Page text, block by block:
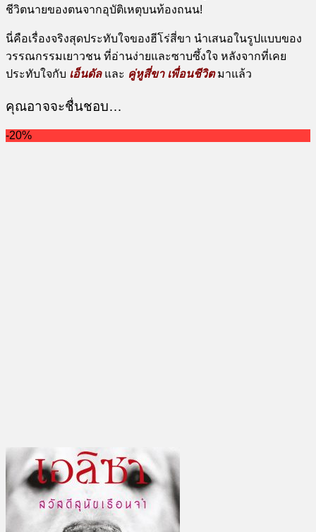
ชีวิตนายของตนจากอุบัติเหตุบนท้องถนน!
นี่คือเรื่องจริงสุดประทับใจของฮีโร่สี่ขา นำเสนอในรูปแบบของ
วรรณกรรมเยาวชน ที่อ่านง่ายและซาบซึ้งใจ หลังจากที่เคย
ประทับใจกับ เอ็นดัล และ คู่หูสี่ขา เพื่อนชีวิตมาแล้ว
คุณอาจจะชื่นชอบ…
-20%